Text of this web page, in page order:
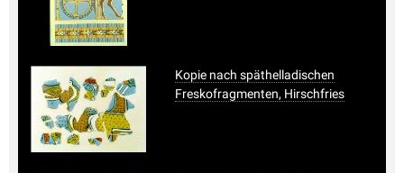
Kopie nach späthelladischen
Freskofragmenten, Hirschfries